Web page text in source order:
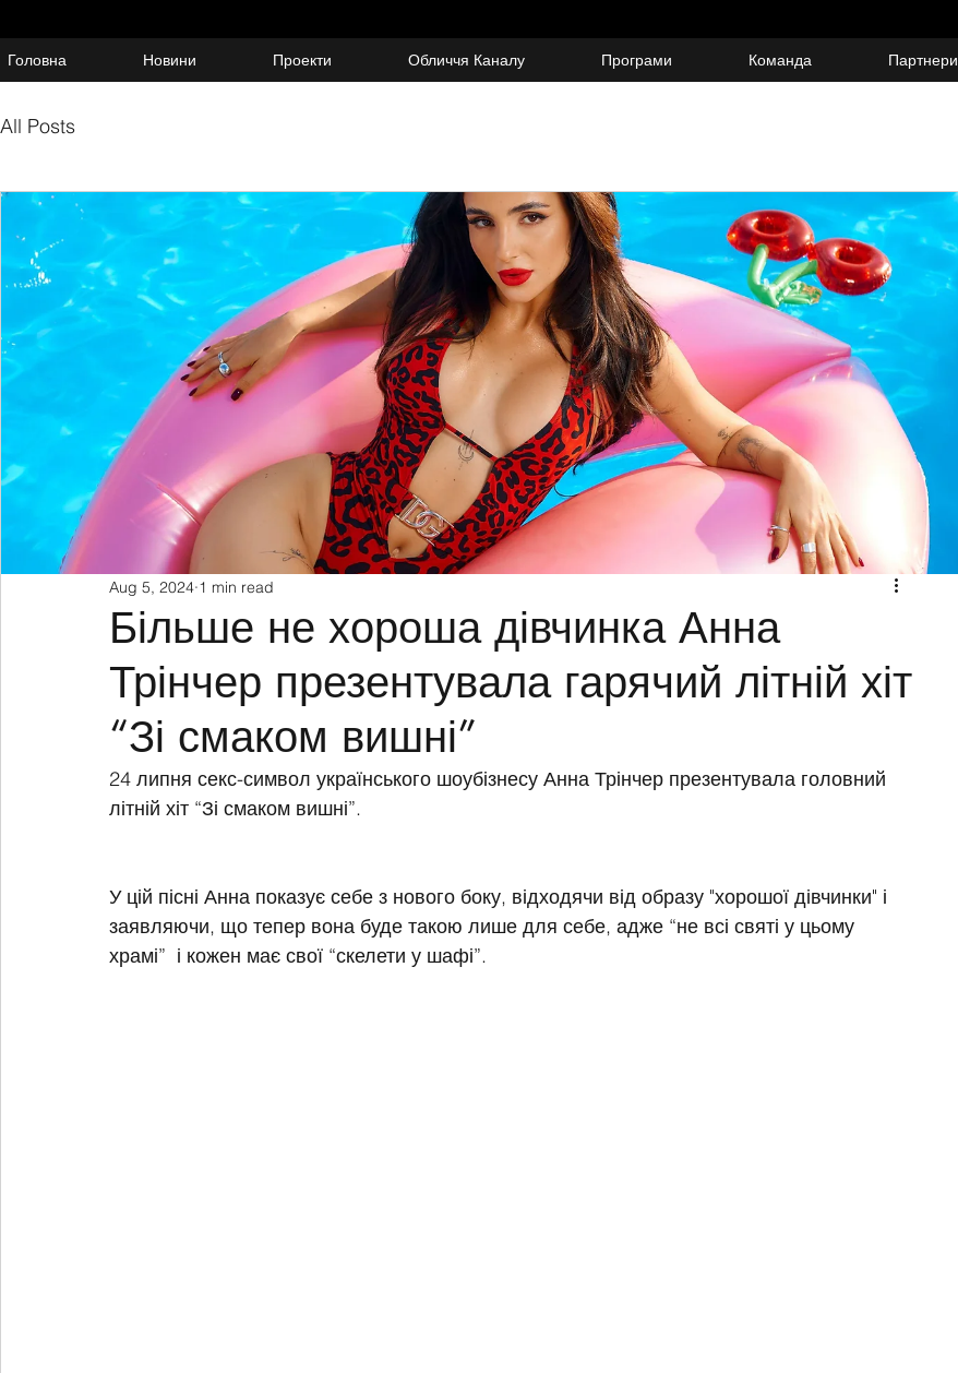
Головна Новини Проекти Обличчя Каналу Програми Команда Партнери
All Posts
Більше не хороша дівчинка Анна
Трінчер презентувала гарячий літній хіт
“Зі смаком вишні”
Aug 5, 2024 1 min read
24 липня секс-символ українського шоубізнесу Анна Трінчер презентувала головний
літній хіт “Зі смаком вишні”.
У цій пісні Анна показує себе з нового боку, відходячи від образу "хорошої дівчинки" і
заявляючи, що тепер вона буде такою лише для себе, адже “не всі святі у цьому
храмі”  і кожен має свої “скелети у шафі”.